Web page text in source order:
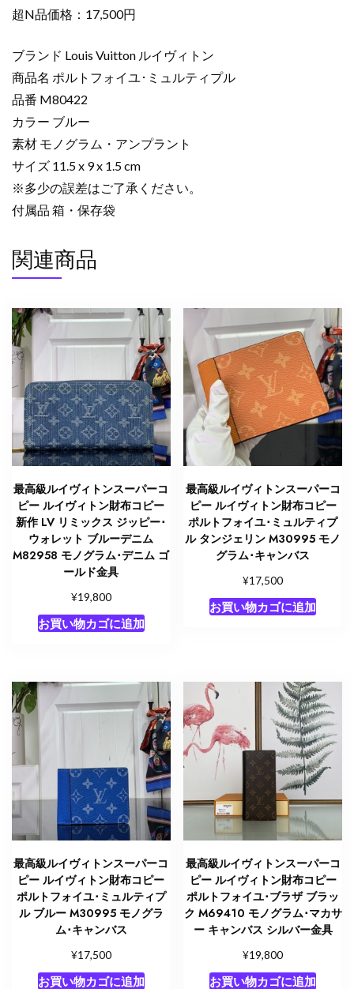
布
ピ
ー
ポ
ル
ト
フ
ォ
イ
ユ･
ミ
ル
テ
プ
ル
ブ
ル
ー
M80422
ノ
グ
ラ
ム・
ア
プ
超N品価格：17,500円
ブランド Louis Vuitton ルイヴィトン
商品名 ポルトフォイユ･ミュルティプル
品番 M80422
カラー ブルー
素材 モノグラム・アンプラント
サイズ 11.5 x 9 x 1.5 cm
※多少の誤差はご了承ください。
付属品 箱・保存袋
関連商品
最高級ルイヴィトンスーパーコ
ピー ルイヴィトン財布コピー
新作 LV リミックス ジッピー･
ウォレット ブルーデニム
M82958 モノグラム･デニム ゴ
ールド金具
¥19,800
お買い物カゴに追加
最高級ルイヴィトンスーパーコ
ピー ルイヴィトン財布コピー
ポルトフォイユ･ミュルティプ
ル タンジェリン M30995 モノ
グラム･キャンバス
¥17,500
お買い物カゴに追加
最高級ルイヴィトンスーパーコ
ピー ルイヴィトン財布コピー
ポルトフォイユ･ミュルティプ
ル ブルー M30995 モノグラ
ム･キャンバス
¥17,500
お買い物カゴに追加
最高級ルイヴィトンスーパーコ
ピー ルイヴィトン財布コピー
ポルトフォイユ･ブラザ ブラッ
ク M69410 モノグラム･マカサ
ー キャンバス シルバー金具
¥19,800
お買い物カゴに追加